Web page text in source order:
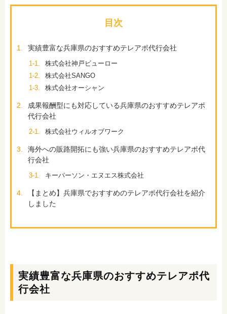
目次
1. 実績豊富な兵庫県のおすすめテレアポ代行会社
1-1.
株式会社神戸ビューロー
1-2.
株式会社SANGO
1-3.
株式会社オーシャン
2.
成果報酬型にも対応している兵庫県のおすすめテレアポ
代行会社
2-1. 株式会社ウィルオブワーク
3.
海外への販路開拓にも強い兵庫県のおすすめテレアポ代
行会社
3-1. キーパーソン・エヌエス株式会社
4.
【まとめ】兵庫県でおすすめのテレアポ代行会社を紹介
しました
実績豊富な兵庫県のおすすめテレアポ代
行会社